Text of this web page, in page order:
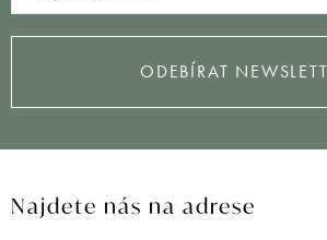
ODEBÍRAT
Najdete nás na adrese